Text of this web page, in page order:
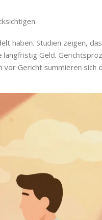
haben. Studien zeigen,
langfristig Geld.
vor Gericht summieren sich